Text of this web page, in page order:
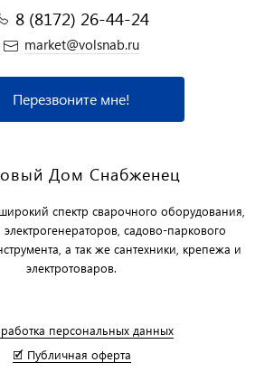
8 (8172) 26-44-24
market@volsnab.ru
Перезвоните мне!
Дом Снабженец
спектр сварочного оборудования,
садово-паркового
а так же сантехники, крепежа и
электротоваров.
персональных данных
🗹 Публичная оферта